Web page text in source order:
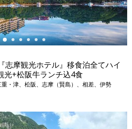
志摩観光ホテル』移食泊全てハイ
光+松阪牛ランチ込4食
・津、松阪、志摩（賢島）、相差、伊勢